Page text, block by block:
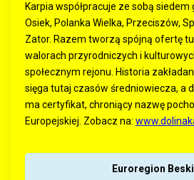
Karpia współpracuje ze sobą siedem
Osiek, Polanka Wielka, Przeciszów,
Zator. Razem tworzą spójną ofertę
walorach przyrodniczych i
społecznym rejonu. Historia
sięga tutaj czasów średniowiecza, a
ma certyfikat, chroniący nazwę
Europejskiej. Zobacz na:
Euroregion